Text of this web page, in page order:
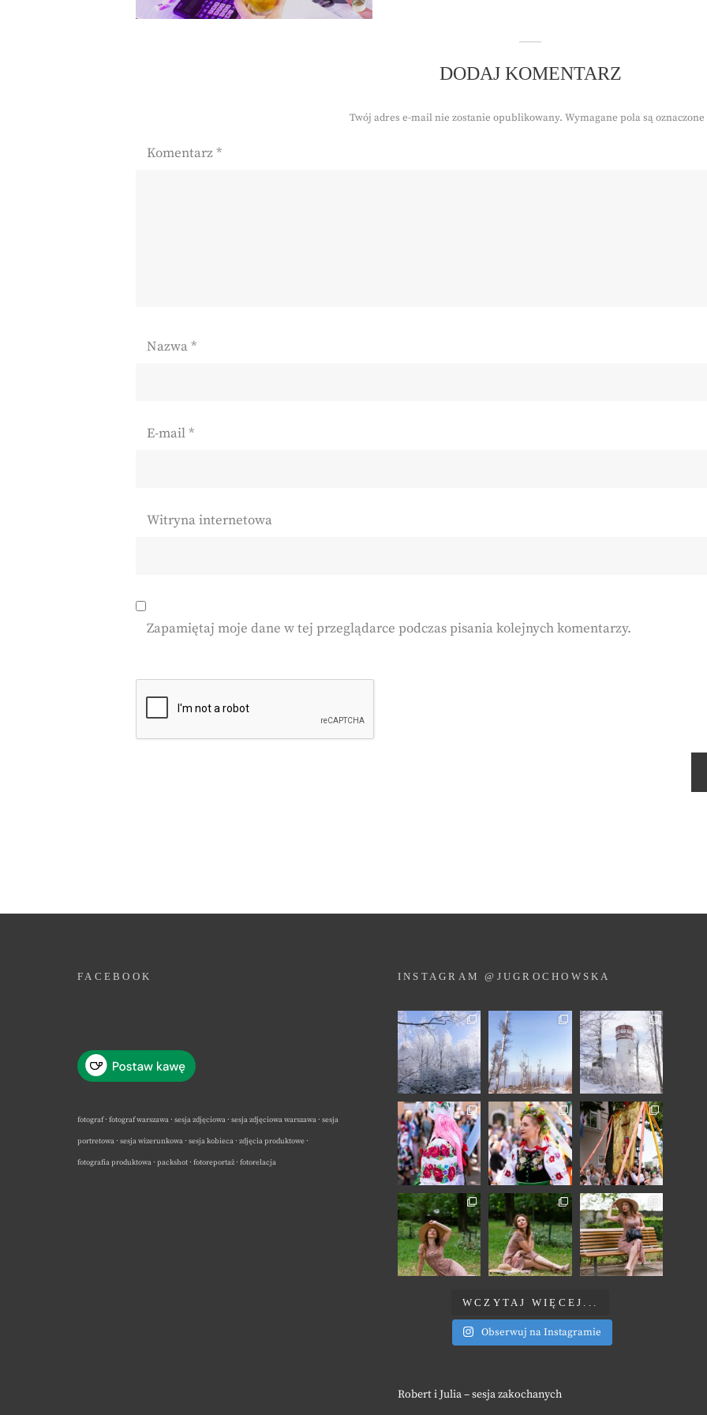
DODAJ KOMENTARZ
Twój adres e-mail nie zostanie opublikowany. Wymagane pola są oznaczone
Komentarz*
Nazwa*
E-mail*
Witryna internetowa
Zapamiętaj moje dane w tej przeglądarce podczas pisania kolejnych komentarzy.
FACEBOOK
fotograf · fotograf warszawa · sesja zdjęciowa · sesja zdjęciowa warszawa · sesja
portretowa · sesja wizerunkowa · sesja kobieca · zdjęcia produktowe ·
fotografia produktowa · packshot · fotoreportaż · fotorelacja
INSTAGRAM @JUGROCHOWSKA
WCZYTAJ WIĘCEJ...
Obserwuj na Instagramie
Robert i Julia – sesja zakochanych